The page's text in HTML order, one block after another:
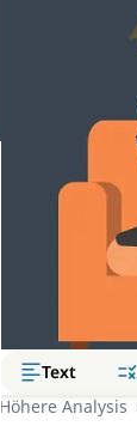
Text
Höhere Analysis